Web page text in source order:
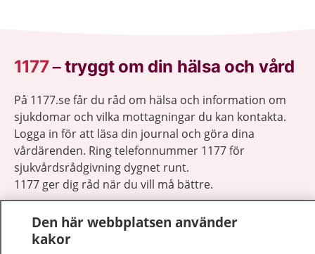
1177–tryggt om din hälsa och vård
På 1177.se får du råd om hälsa och information om
sjukdomar och vilka mottagningar du kan kontakta.
Logga in för att läsa din journal och göra dina
vårdärenden. Ring telefonnummer 1177 för
sjukvårdsrådgivning dygnet runt.
1177 ger dig råd när du vill må bättre.
Den här webbplatsen använder
kakor